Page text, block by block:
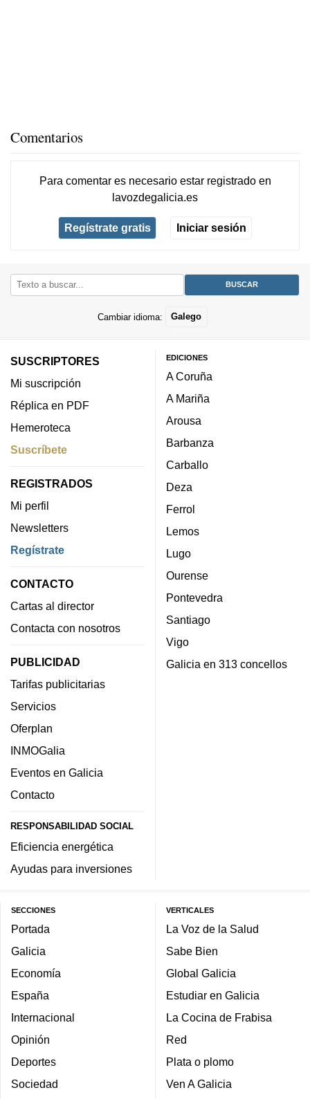
Comentarios
Para comentar es necesario estar registradoen
lavozdegalicia.es
Regístrate gratis Iniciar sesión
Cambiar idioma: Galego
SUSCRIPTORES
Mi suscripción
Réplica en PDF
Hemeroteca
Suscríbete
REGISTRADOS
Mi perfil
Newsletters
Regístrate
CONTACTO
Cartas al director
Contacta con nosotros
PUBLICIDAD
Tarifas publicitarias
Servicios
Oferplan
INMOGalia
Eventos en Galicia
Contacto
RESPONSABILIDAD SOCIAL
Eficiencia energética
Ayudas para inversiones
EDICIONES
A Coruña
A Mariña
Arousa
Barbanza
Carballo
Deza
Ferrol
Lemos
Lugo
Ourense
Pontevedra
Santiago
Vigo
Galicia en 313 concellos
SECCIONES
Portada
Galicia
Economía
España
Internacional
Opinión
Deportes
Sociedad
VERTICALES
La Voz de la Salud
Sabe Bien
Global Galicia
Estudiar en Galicia
La Cocina de Frabisa
Red
Plata o plomo
Ven A Galicia